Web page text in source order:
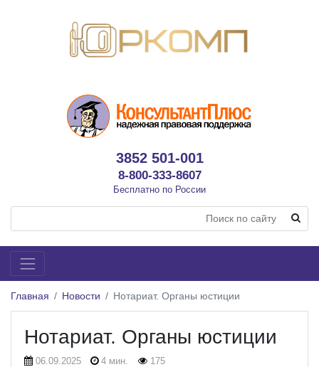
3852 501-001
8-800-333-8607
Бесплатно по России
Главная Новости Нотариат. Органы юстиции
Нотариат. Органы юстиции
06.09.2025 4 мин. 175